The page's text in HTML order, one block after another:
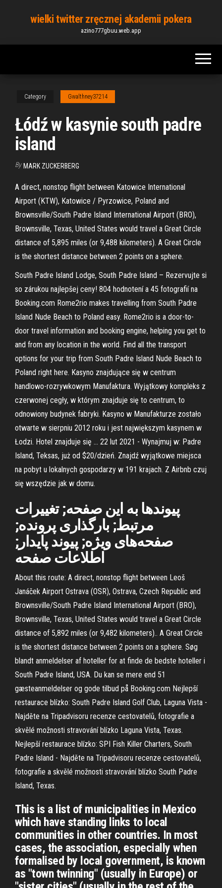
content
wielki twitter zręcznej akademii pokera
azino777gbuu.web.app
Category Gwalthney37214
Łódź w kasynie south padre
island
By MARK ZUCKERBERG
A direct, nonstop flight between Katowice International
Airport (KTW), Katowice / Pyrzowice, Poland and
Brownsville/South Padre Island International Airport (BRO),
Brownsville, Texas, United States would travel a Great Circle
distance of 5,895 miles (or 9,488 kilometers). A Great Circle
is the shortest distance between 2 points on a sphere.
South Padre Island Lodge, South Padre Island – Rezervujte si
so zárukou najlepšej ceny! 804 hodnotení a 45 fotografií na
Booking.com Rome2rio makes travelling from South Padre
Island Nude Beach to Poland easy. Rome2rio is a door-to-
door travel information and booking engine, helping you get to
and from any location in the world. Find all the transport
options for your trip from South Padre Island Nude Beach to
Poland right here. Kasyno znajdujące się w centrum
handlowo-rozrywkowym Manufaktura. Wyjątkowy kompleks z
czerwonej cegły, w którym znajduje się to centrum, to
odnowiony budynek fabryki. Kasyno w Manufakturze zostało
otwarte w sierpniu 2012 roku i jest największym kasynem w
Łodzi. Hotel znajduje się … 22 lut 2021 - Wynajmuj w: Padre
Island, Teksas, już od $20/dzień. Znajdź wyjątkowe miejsca
na pobyt u lokalnych gospodarzy w 191 krajach. Z Airbnb czuj
się wszędzie jak w domu.
پیوندها به این صفحه; تغییرات
مرتبط; بارگذاری پرونده;
صفحه‌های ویژه; پیوند پایدار;
اطلاعات صفحه
About this route: A direct, nonstop flight between Leoš
Janáček Airport Ostrava (OSR), Ostrava, Czech Republic and
Brownsville/South Padre Island International Airport (BRO),
Brownsville, Texas, United States would travel a Great Circle
distance of 5,892 miles (or 9,482 kilometers).. A Great Circle
is the shortest distance between 2 points on a sphere. Søg
blandt anmeldelser af hoteller for at finde de bedste hoteller i
South Padre Island, USA. Du kan se mere end 51
gæsteanmeldelser og gode tilbud på Booking.com Nejlepší
restaurace blízko: South Padre Island Golf Club, Laguna Vista -
Najděte na Tripadvisoru recenze cestovatelů, fotografie a
skvělé možnosti stravování blízko Laguna Vista, Texas.
Nejlepší restaurace blízko: SPI Fish Killer Charters, South
Padre Island - Najděte na Tripadvisoru recenze cestovatelů,
fotografie a skvělé možnosti stravování blízko South Padre
Island, Texas.
This is a list of municipalities in Mexico
which have standing links to local
communities in other countries. In most
cases, the association, especially when
formalised by local government, is known
as "town twinning" (usually in Europe) or